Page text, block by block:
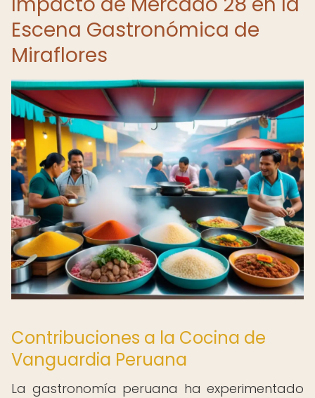
Escena Gastronómica de
Miraflores
Contribuciones a la Cocina de
Vanguardia Peruana
La gastronomía peruana ha experimentado